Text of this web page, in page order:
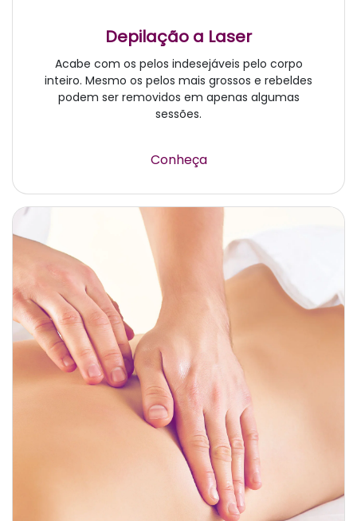
Depilação a Laser
Acabe com os pelos indesejáveis pelo corpo
inteiro. Mesmo os pelos mais grossos e rebeldes
podem ser removidos em apenas algumas
sessões.
Conheça